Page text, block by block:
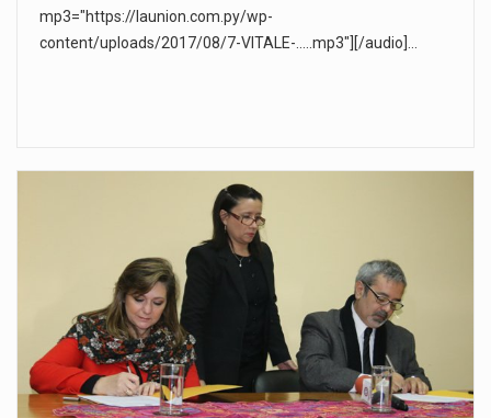
mp3="https://launion.com.py/wp-
content/uploads/2017/08/7-VITALE-.....mp3"][/audio]…